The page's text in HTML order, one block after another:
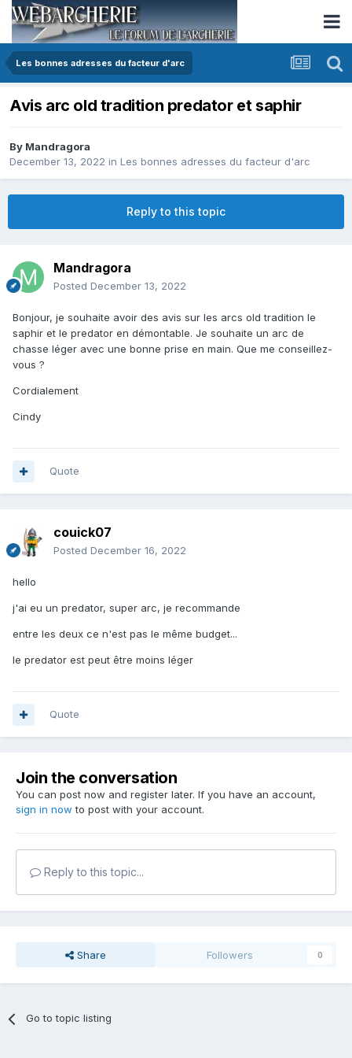
Les bonnes adresses du facteur d'arc
Avis arc old tradition predator et saphir
By Mandragora
December 13, 2022 in Les bonnes adresses du facteur d'arc
Reply to this topic
Mandragora
Posted December 13, 2022
Bonjour, je souhaite avoir des avis sur les arcs old tradition le
saphir et le predator en démontable. Je souhaite un arc de
chasse léger avec une bonne prise en main. Que me conseillez-
vous ?
Cordialement
Cindy
Quote
couick07
Posted December 16, 2022
hello
j'ai eu un predator, super arc, je recommande
entre les deux ce n'est pas le même budget...
le predator est peut être moins léger
Quote
Join the conversation
You can post now and register later. If you have an account,
sign in now to post with your account.
Reply to this topic...
Share Followers 0
Go to topic listing